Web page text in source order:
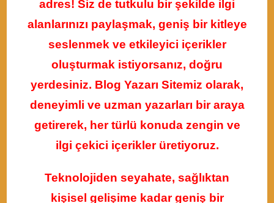
adres! Siz de tutkulu bir şekilde ilgi
alanlarınızı paylaşmak, geniş bir kitleye
seslenmek ve etkileyici içerikler
oluşturmak istiyorsanız, doğru
yerdesiniz. Blog Yazarı Sitemiz olarak,
deneyimli ve uzman yazarları bir araya
getirerek, her türlü konuda zengin ve
ilgi çekici içerikler üretiyoruz.
Teknolojiden seyahate, sağlıktan
kişisel gelişime kadar geniş bir